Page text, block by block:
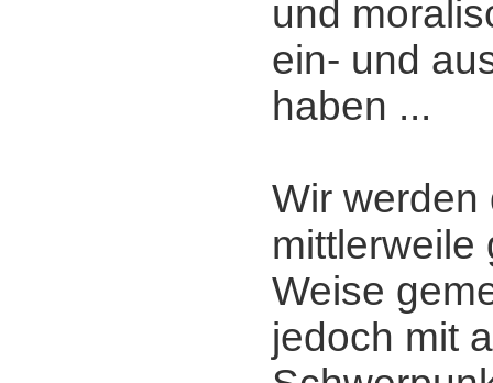
und
ein- und
haben ...
Wir werden
mittlerweile
Weise
jedoch mit